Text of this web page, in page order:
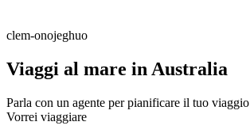
clem-onojeghuo
Viaggi al mare in Australia
Parla con un agente per pianificare il tuo viaggio
Vorrei viaggiare